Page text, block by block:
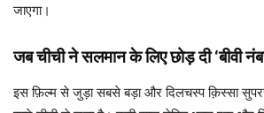
जाएगा।
जब चीची ने सलमान के लिए छोड़ दी ‘बीवी
इस फ़िल्म से जुड़ा सबसे बड़ा और दिलचस्प क़िस्सा